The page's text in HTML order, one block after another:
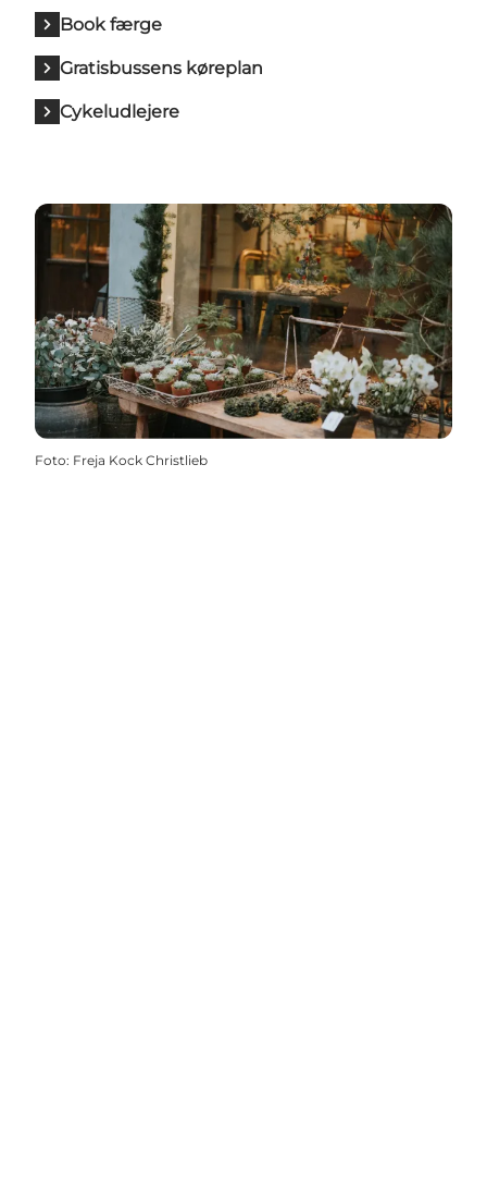
Book færge
Gratisbussens køreplan
Cykeludlejere
Foto: Freja Kock Christlieb